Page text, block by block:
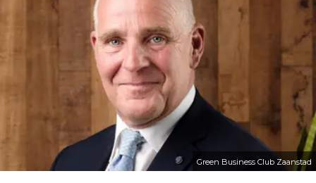
Green Business Club Zaanstad